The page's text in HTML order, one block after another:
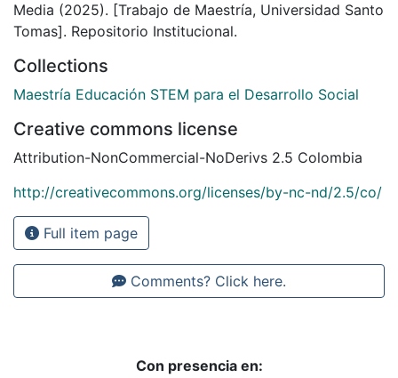
Media (2025). [Trabajo de Maestría, Universidad Santo
Tomas]. Repositorio Institucional.
Collections
Maestría Educación STEM para el Desarrollo Social
Creative commons license
Attribution-NonCommercial-NoDerivs 2.5 Colombia
http://creativecommons.org/licenses/by-nc-nd/2.5/co/
Full item page
Comments? Click here.
Con presencia en: